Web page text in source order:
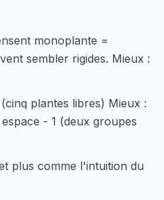
monoplante =
sembler rigides. Mieux :
plantes libres) Mieux :
- 1 (deux groupes
plus comme l'intuition du